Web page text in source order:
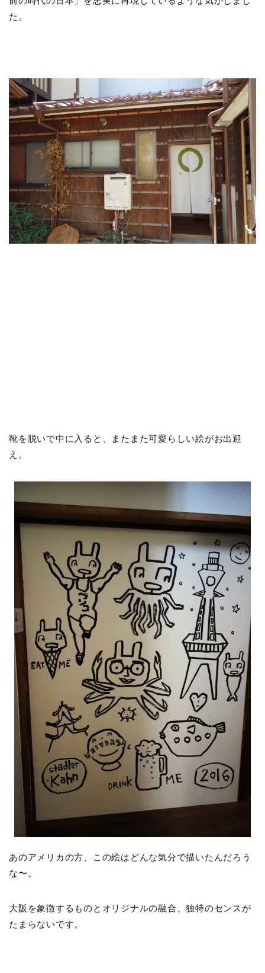
た。
靴を脱いで中に入ると、またまた可愛らしい絵がお出迎
え。
あのアメリカの方、この絵はどんな気分で描いたんだろう
な〜。
大阪を象徴するものとオリジナルの融合、独特のセンスが
たまらないです。